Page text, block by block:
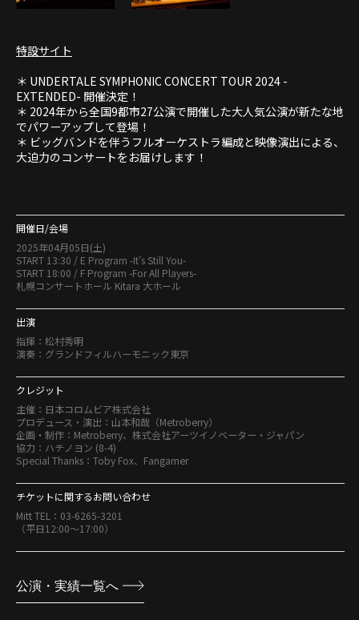
特設サイト
＊ UNDERTALE SYMPHONIC CONCERT TOUR 2024 -
EXTENDED- 開催決定！
＊ 2024年から全国9都市27公演で開催した大人気公演が新たな地
でパワーアップして登場！
＊ ビッグバンドを伴うフルオーケストラ編成と映像演出による、
大迫力のコンサートをお届けします！
開催日/会場
2025年04月05日(土)
START 13:30 / E Program -It's Still You-
START 18:00 / F Program -For All Players-
札幌コンサートホール Kitara 大ホール
出演
指揮：松村秀明
演奏：グランドフィルハーモニック東京
クレジット
主催：日本コロムビア株式会社
プロデュース・演出：山本和哉（Metroberry）
企画・制作：Metroberry、株式会社アーツイノベーター・ジャパン
協力：ハチノヨン (8-4)
Special Thanks：Toby Fox、Fangamer
チケットに関するお問い合わせ
Mitt TEL：03-6265-3201
（平日12:00〜17:00）
公演・実績一覧へ